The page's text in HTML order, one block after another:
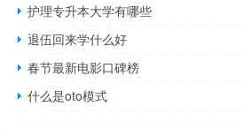
护理专升本大学有哪些
退伍回来学什么好
春节最新电影口碑榜
什么是oto模式